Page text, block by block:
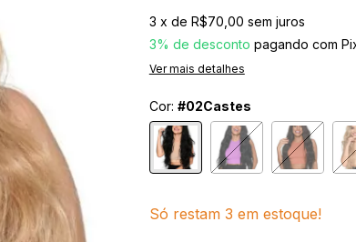
3 x de R$70,00 sem juros
3% de desconto pagando com
Ver mais detalhes
Cor: #02Castes
Só restam 3 em estoque!